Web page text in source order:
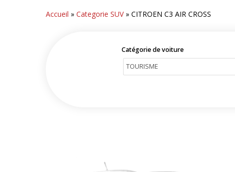
Accueil »Categorie SUV»CITROEN C3 AIR CROSS
Catégorie de voiture